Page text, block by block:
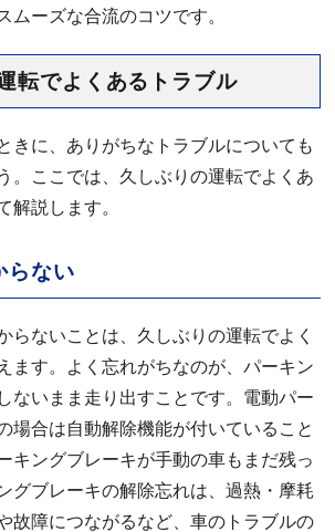
ムーズな合流のコツです。
転でよくあるトラブル
きに、ありがちなトラブルについても
。ここでは、久しぶりの運転でよくあ
解説します。
らない
らないことは、久しぶりの運転でよく
ます。よく忘れがちなのが、パーキン
ないまま走り出すことです。電動パー
場合は自動解除機能が付いていること
キングブレーキが手動の車もまだ残っ
グブレーキの解除忘れは、過熱・摩耗
故障につながるなど、車のトラブルの